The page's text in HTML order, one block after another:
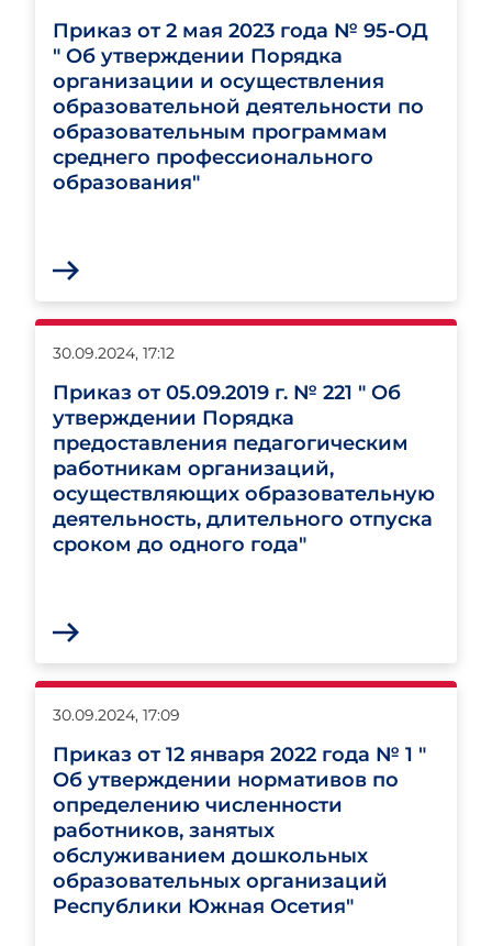
Приказ от 2 мая 2023 года № 95-ОД
" Об утверждении Порядка
организации и осуществления
образовательной деятельности по
образовательным программам
среднего профессионального
образования"
Приказ от 05.09.2019 г. № 221 " Об
утверждении Порядка
предоставления педагогическим
работникам организаций,
осуществляющих образовательную
деятельность, длительного отпуска
сроком до одного года"
30.09.2024, 17:12
Приказ от 12 января 2022 года № 1 "
Об утверждении нормативов по
определению численности
работников, занятых
обслуживанием дошкольных
образовательных организаций
Республики Южная Осетия"
30.09.2024, 17:09